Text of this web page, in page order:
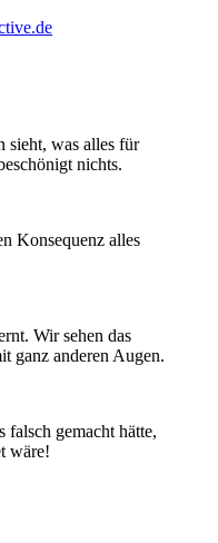
sieht, was alles für
nichts.
Konsequenz alles
Wir sehen das
ganz anderen Augen.
falsch gemacht hätte,
wäre!